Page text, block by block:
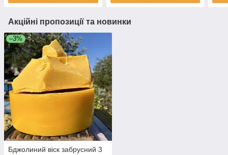
Акційні пропозиції та новинки
–3%
Бджолиний віск забрусний 3